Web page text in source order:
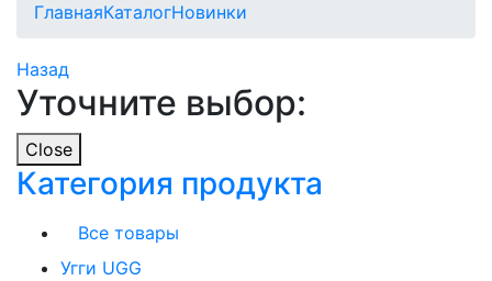
ГлавнаяКаталогНовинки
Назад
Уточните выбор:
Close
Категория продукта
Все товары
Угги UGG